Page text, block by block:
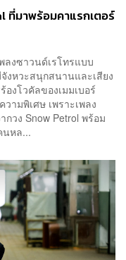
ที่มาพร้อมคาแรกเตอร์
พลงซาวนด์เรโทรแบบ
งหวะสนุกสนานและเสียง
องโวคัลของเมมเบอร์
ามพิเศษ เพราะเพลง
กวง Snow Petrol พร้อม
นหล...